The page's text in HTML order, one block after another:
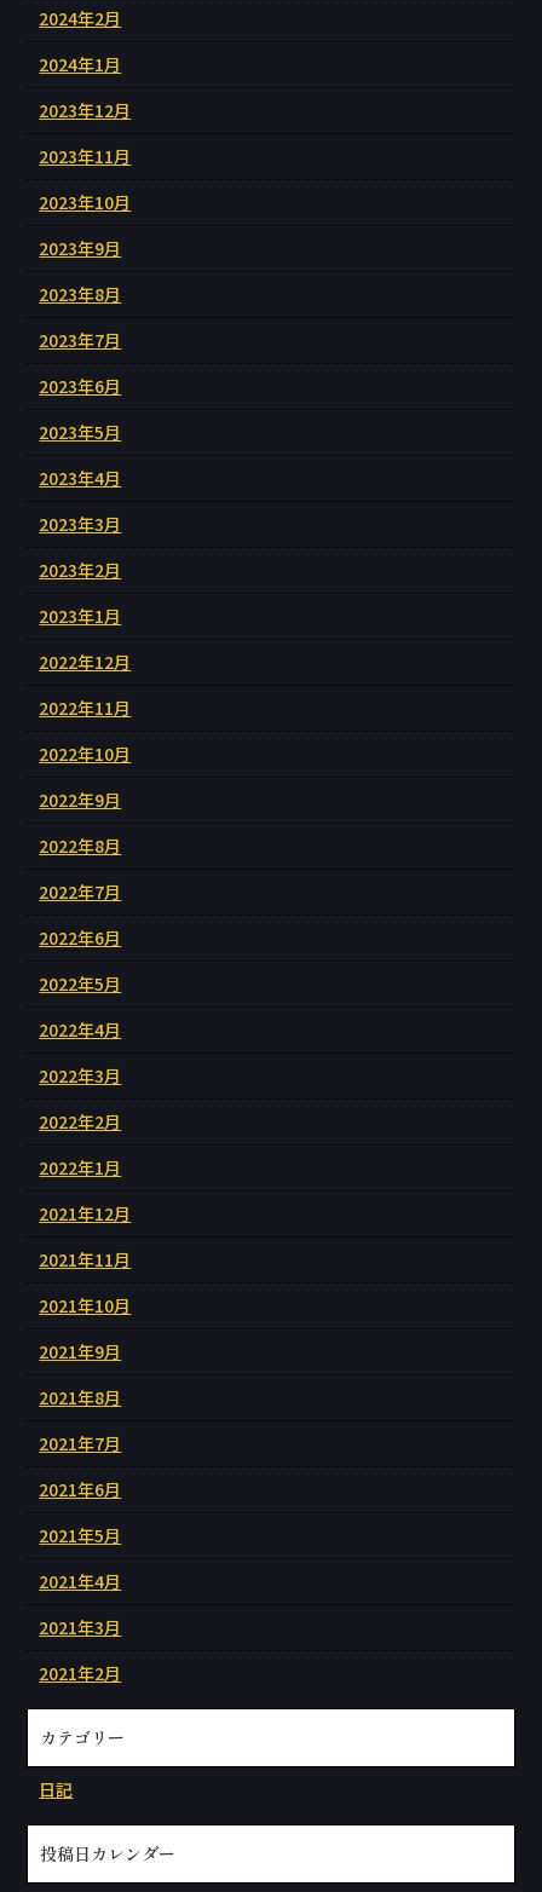
2024年2月
2024年1月
2023年12月
2023年11月
2023年10月
2023年9月
2023年8月
2023年7月
2023年6月
2023年5月
2023年4月
2023年3月
2023年2月
2023年1月
2022年12月
2022年11月
2022年10月
2022年9月
2022年8月
2022年7月
2022年6月
2022年5月
2022年4月
2022年3月
2022年2月
2022年1月
2021年12月
2021年11月
2021年10月
2021年9月
2021年8月
2021年7月
2021年6月
2021年5月
2021年4月
2021年3月
2021年2月
カテゴリー
日記
投稿日カレンダー